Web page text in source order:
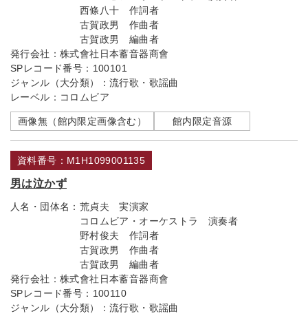
西條八十 作詞者
古賀政男 作曲者
古賀政男 編曲者
発行会社： 株式會社日本蓄音器商會
SPレコード番号： 100101
ジャンル（大分類）： 流行歌・歌謡曲
レーベル： コロムビア
画像無（館内限定画像含む） 館内限定音源
資料番号：M1H1099001135
男は泣かず
人名・団体名： 荒貞夫 実演家
コロムビア・オーケストラ 演奏者
野村俊夫 作詞者
古賀政男 作曲者
古賀政男 編曲者
発行会社： 株式會社日本蓄音器商會
SPレコード番号： 100110
ジャンル（大分類）： 流行歌・歌謡曲